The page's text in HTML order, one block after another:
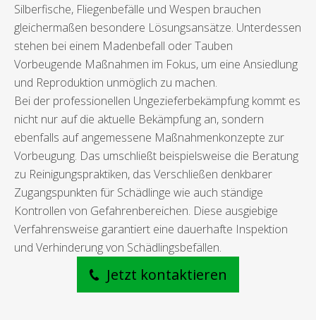
Silberfische, Fliegenbefälle und Wespen brauchen
gleichermaßen besondere Lösungsansätze. Unterdessen
stehen bei einem Madenbefall oder Tauben
Vorbeugende Maßnahmen im Fokus, um eine Ansiedlung
und Reproduktion unmöglich zu machen.
Bei der professionellen Ungezieferbekämpfung kommt es
nicht nur auf die aktuelle Bekämpfung an, sondern
ebenfalls auf angemessene Maßnahmenkonzepte zur
Vorbeugung. Das umschließt beispielsweise die Beratung
zu Reinigungspraktiken, das Verschließen denkbarer
Zugangspunkten für Schädlinge wie auch ständige
Kontrollen von Gefahrenbereichen. Diese ausgiebige
Verfahrensweise garantiert eine dauerhafte Inspektion
und Verhinderung von Schädlingsbefällen.
Jetzt kontaktieren